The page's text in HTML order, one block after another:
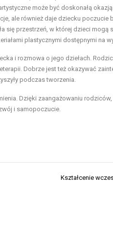
może być doskonałą
ale również daje dziecku poczucie
się przestrzeń, w której dzieci mogą
plastycznymi dostępnymi na
i rozmowa o jego dziełach.
Dobrze jest też okazywać
podczas tworzenia.
Dzięki zaangażowaniu
i samopoczucie.
Kształcenie